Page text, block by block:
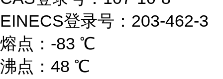
EINECS登录号：203-462-3
熔点：-83 ℃
沸点：48 ℃